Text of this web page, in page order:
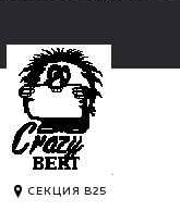
.
СЕКЦИЯ B25